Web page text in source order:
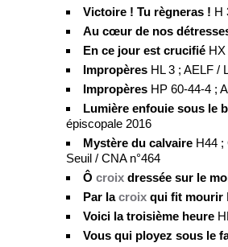
Victoire ! Tu règneras ! H
Au cœur de nos
En ce jour est crucifié
Impropères HL 3 ; AELF /
Impropères HP 60-44-4 ;
Lumière enfouie sous le
épiscopale 2016
Mystère du calvaire H44 ;
Seuil / CNA n°464
Ô croix dressée sur le
Par lacroix qui fit mourir
Voici la troisième heure
Vous qui ployez sous le